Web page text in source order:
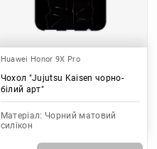
Huawei Honor 9X Pro
Чохол "Jujutsu Kaisen чорно-
білий арт"
Матеріал: Чорний матовий
силікон